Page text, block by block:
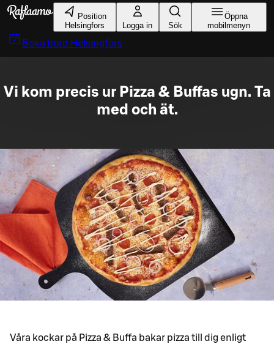
Gå till huvudinnehållet
Position
Helsingfors
Logga in Sök
Öppna
mobilmenyn
Boka bord Helsingfors
Vi kom precis ur Pizza & Buffas ugn. Ta
med och ät.
Våra kockar på Pizza & Buffa bakar pizza till dig enligt